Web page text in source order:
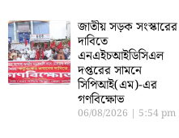
জাতীয় সড়ক সংস্কারের
দাবিতে
এনএইচআইডিসিএল
দপ্তরের সামনে
সিপিআই(এম)-এর
গণবিক্ষোভ
06/08/2026 5:54 pm